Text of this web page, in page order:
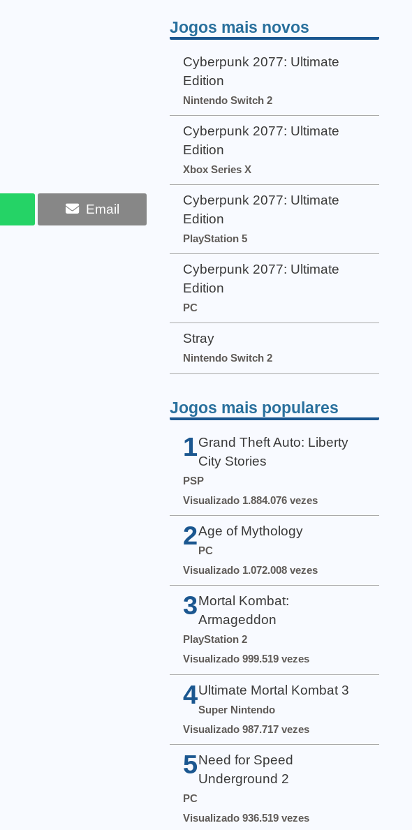
Email
Jogos mais novos
Cyberpunk 2077: Ultimate
Edition
Nintendo Switch 2
Cyberpunk 2077: Ultimate
Edition
Xbox Series X
Cyberpunk 2077: Ultimate
Edition
PlayStation 5
Cyberpunk 2077: Ultimate
Edition
PC
Stray
Nintendo Switch 2
Jogos mais populares
1 Grand Theft Auto: Liberty
City Stories
PSP
Visualizado 1.884.076 vezes
2Age of Mythology
PC
Visualizado 1.072.008 vezes
3 Mortal Kombat:
Armageddon
PlayStation 2
Visualizado 999.519 vezes
4 Ultimate Mortal Kombat 3
Super Nintendo
Visualizado 987.717 vezes
5 Need for Speed
Underground 2
PC
Visualizado 936.519 vezes